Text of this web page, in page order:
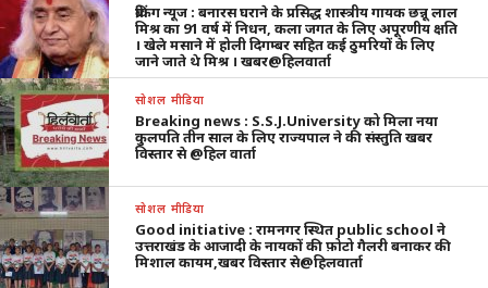
ब्रेकिंग न्यूज : बनारस घराने के प्रसिद्ध शास्त्रीय गायक छन्नू लाल
मिश्र का 91 वर्ष में निधन, कला जगत के लिए अपूरणीय क्षति
। खेले मसाने में होली दिगम्बर सहित कई ठुमरियों के लिए
जाने जाते थे मिश्र । खबर@हिलवार्ता
सोशल मीडिया
Breaking news : S.S.J.University को मिला नया
कुलपति तीन साल के लिए राज्यपाल ने की संस्तुति खबर
विस्तार से @हिल वार्ता
सोशल मीडिया
Good initiative : रामनगर स्थित public school ने
उत्तराखंड के आजादी के नायकों की फ़ोटो गैलरी बनाकर की
मिशाल कायम,खबर विस्तार से@हिलवार्ता